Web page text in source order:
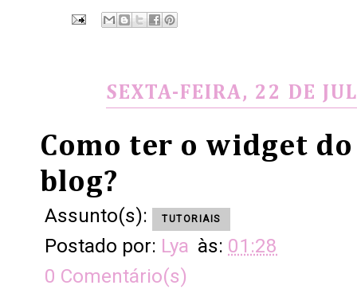
SEXTA-FEIRA, 22 DE
Como ter o widget
blog?
Assunto(s): TUTORIAIS
Postado por: Lya às: 01:28
0 Comentário(s)